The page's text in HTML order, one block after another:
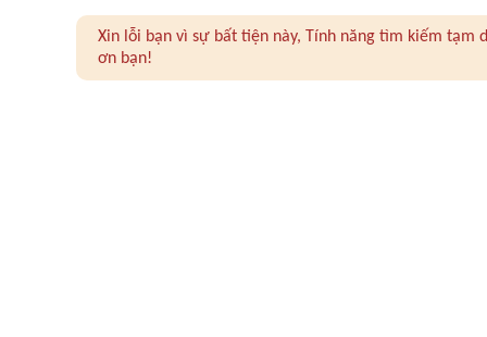
Xin lỗi bạn vì sự bất tiện này, Tính năng tìm kiếm
ơn bạn!